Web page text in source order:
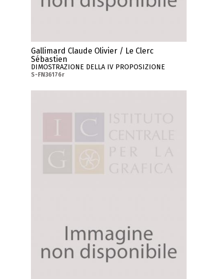
Gallimard Claude Olivier / Le Clerc
Sébastien
DIMOSTRAZIONE DELLA IV PROPOSIZIONE
S-FN36176r